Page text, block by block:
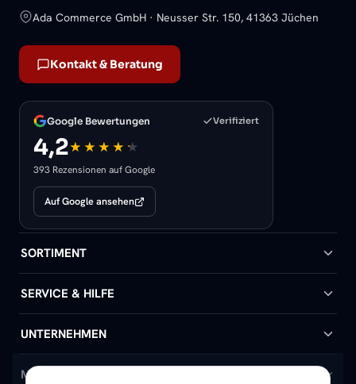
Ada Commerce GmbH · Neusser Str. 150, 41363 Jüchen
Kontakt & Beratung
Google Bewertungen Verifiziert
4,2
393 Rezensionen auf Google
Auf Google ansehen
SORTIMENT
Badheizkörper
Handtuchheizkörper
Design-Heizkörper
SERVICE & HILFE
Hilfe & Kontakt
Versand & Lieferung
UNTERNEHMEN
Wir über uns
MEIN KONTO